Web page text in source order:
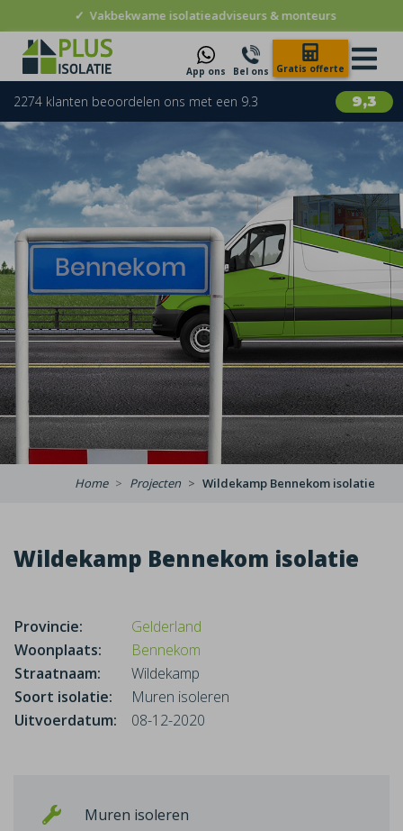
✓ Vakbekwame isolatieadviseurs & monteurs
App ons Bel ons Gratis offerte
9,3
2274 klanten beoordelen ons met een 9.3
Home Projecten Wildekamp Bennekom isolatie
Wildekamp Bennekom isolatie
Provincie:
Gelderland
Woonplaats:
Bennekom
Straatnaam:
Wildekamp
Soort isolatie:
Muren isoleren
Uitvoerdatum:
08-12-2020
Muren isoleren